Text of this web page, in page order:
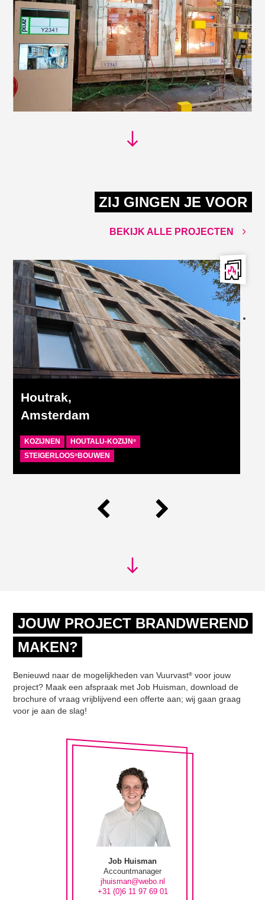
ZIJ GINGEN JE VOOR
BEKIJK ALLE PROJECTEN
Houtrak,
Amsterdam
KOZIJNEN HOUTALU-KOZIJN ®
STEIGERLOOS®BOUWEN
JOUW PROJECT BRANDWEREND
MAKEN?
Benieuwd naar de mogelijkheden van Vuurvast® voor jouw
project? Maak een afspraak met Job Huisman, download de
brochure of vraag vrijblijvend een offerte aan; wij gaan graag
voor je aan de slag!
Job Huisman
Accountmanager
jhuisman@webo.nl
+31 (0)6 11 97 69 01